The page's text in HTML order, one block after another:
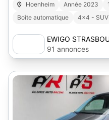
Hoenheim Année 2023
Boîte automatique
4x4 - SUV
EWIGO
91 annonces